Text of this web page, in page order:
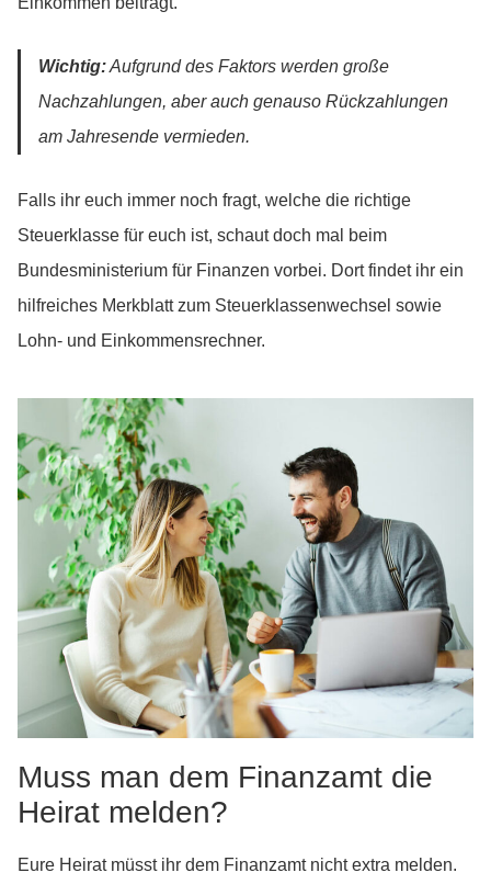
Wichtig:Aufgrund des Faktors werden große
Nachzahlungen, aber auch genauso Rückzahlungen
am Jahresende vermieden.
Falls ihr euch immer noch fragt, welche die richtige
Steuerklasse für euch ist, schaut doch mal beim
Bundesministerium für Finanzen vorbei. Dort findet ihr ein
hilfreiches Merkblatt zum Steuerklassenwechsel sowie
Lohn- und Einkommensrechner.
Muss man dem Finanzamt die
Heirat melden?
Eure Heirat müsst ihr dem Finanzamt nicht extra melden.